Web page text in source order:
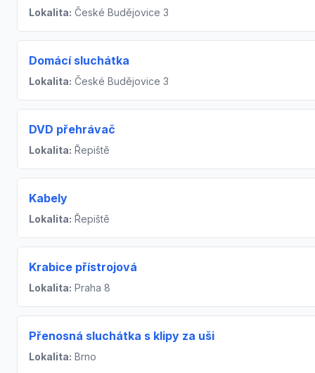
Lokalita: České Budějovice 3
Domácí sluchátka
Lokalita: České Budějovice 3
DVD přehrávač
Lokalita: Řepiště
Kabely
Lokalita: Řepiště
Krabice přístrojová
Lokalita: Praha 8
Přenosná sluchátka s klipy za uši
Lokalita: Brno